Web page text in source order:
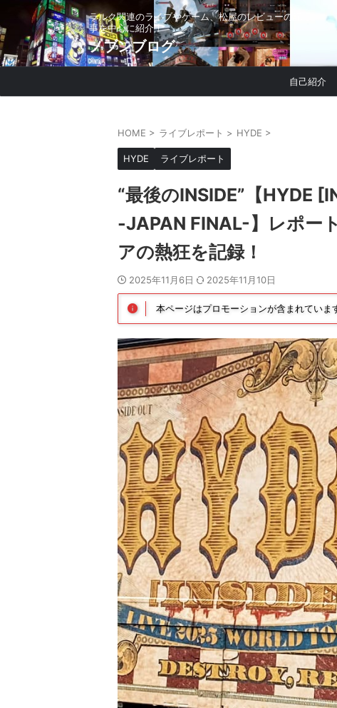
ラルク関連のライブやゲーム、松屋のレビューの記
事を中心に紹介！
ノブンブログ
自己紹介
HOME > ライブレポート > HYDE >
HYDE ライブレポート
“最後のINSIDE”【HYDE
-JAPAN FINAL-】レポー
アの熱狂を記録！
2025年11月6日 2025年11月10日
本ページはプロモーションが含まれていま